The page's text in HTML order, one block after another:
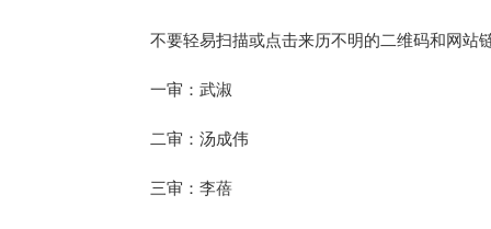
不要轻易扫描或点击来历不明的二维码和网站
一审：武淑
二审：汤成伟
三审：李蓓